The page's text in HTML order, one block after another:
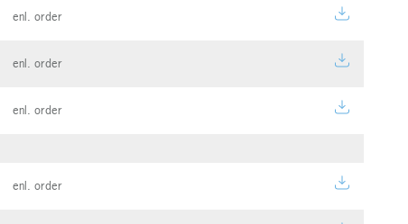
enl. order
enl. order
enl. order
enl. order